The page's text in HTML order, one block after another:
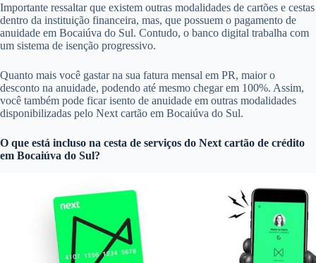
Importante ressaltar que existem outras modalidades de cartões e cestas
dentro da instituição financeira, mas, que possuem o pagamento de
anuidade em Bocaiúva do Sul. Contudo, o banco digital trabalha com
um sistema de isenção progressivo.
Quanto mais você gastar na sua fatura mensal em PR, maior o
desconto na anuidade, podendo até mesmo chegar em 100%. Assim,
você também pode ficar isento de anuidade em outras modalidades
disponibilizadas pelo Next cartão em Bocaiúva do Sul.
O que está incluso na cesta de serviços do Next cartão de crédito
em Bocaiúva do Sul?